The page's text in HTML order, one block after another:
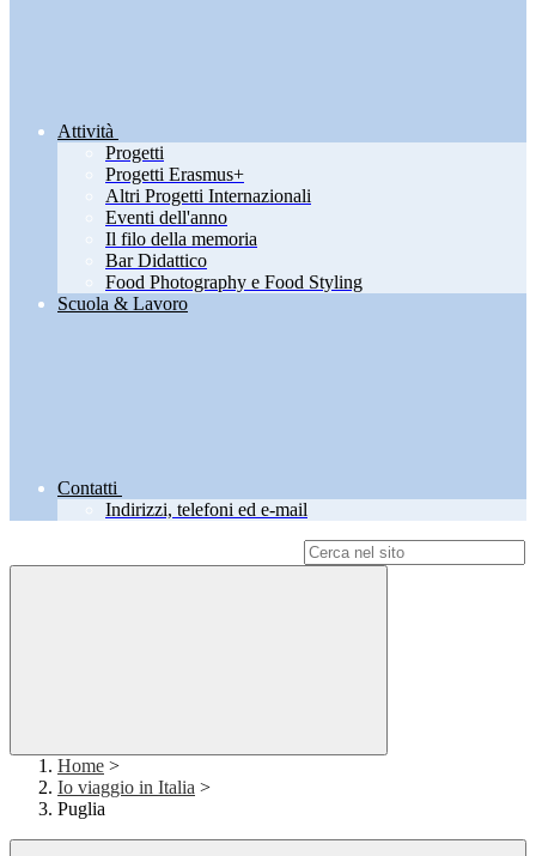
Attività
Progetti
Progetti Erasmus+
Altri Progetti Internazionali
Eventi dell'anno
Il filo della memoria
Bar Didattico
Food Photography e Food Styling
Scuola & Lavoro
Contatti
Indirizzi, telefoni ed e-mail
Home >
Io viaggio in Italia >
Puglia